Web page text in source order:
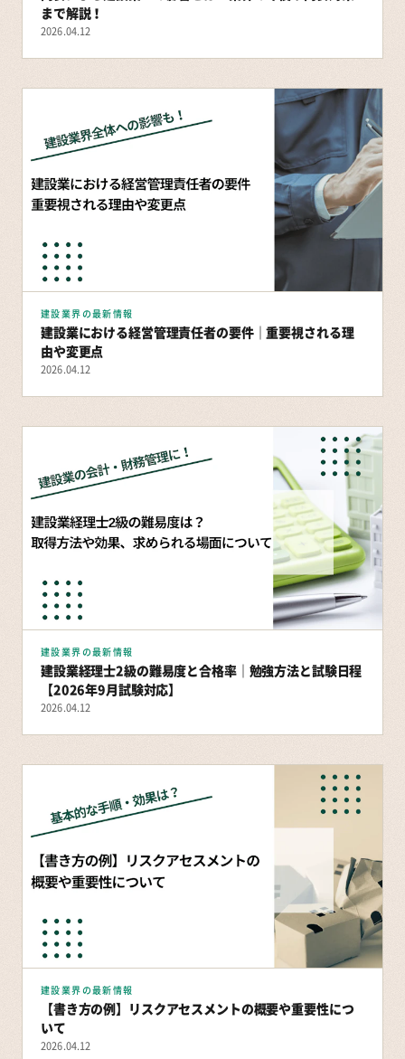
まで解説！
2026.04.12
建設業界の最新情報
建設業における経営管理責任者の要件｜重要視される理
由や変更点
2026.04.12
建設業界の最新情報
建設業経理士2級の難易度と合格率｜勉強方法と試験日程
【2026年9月試験対応】
2026.04.12
建設業界の最新情報
【書き方の例】リスクアセスメントの概要や重要性につ
いて
2026.04.12